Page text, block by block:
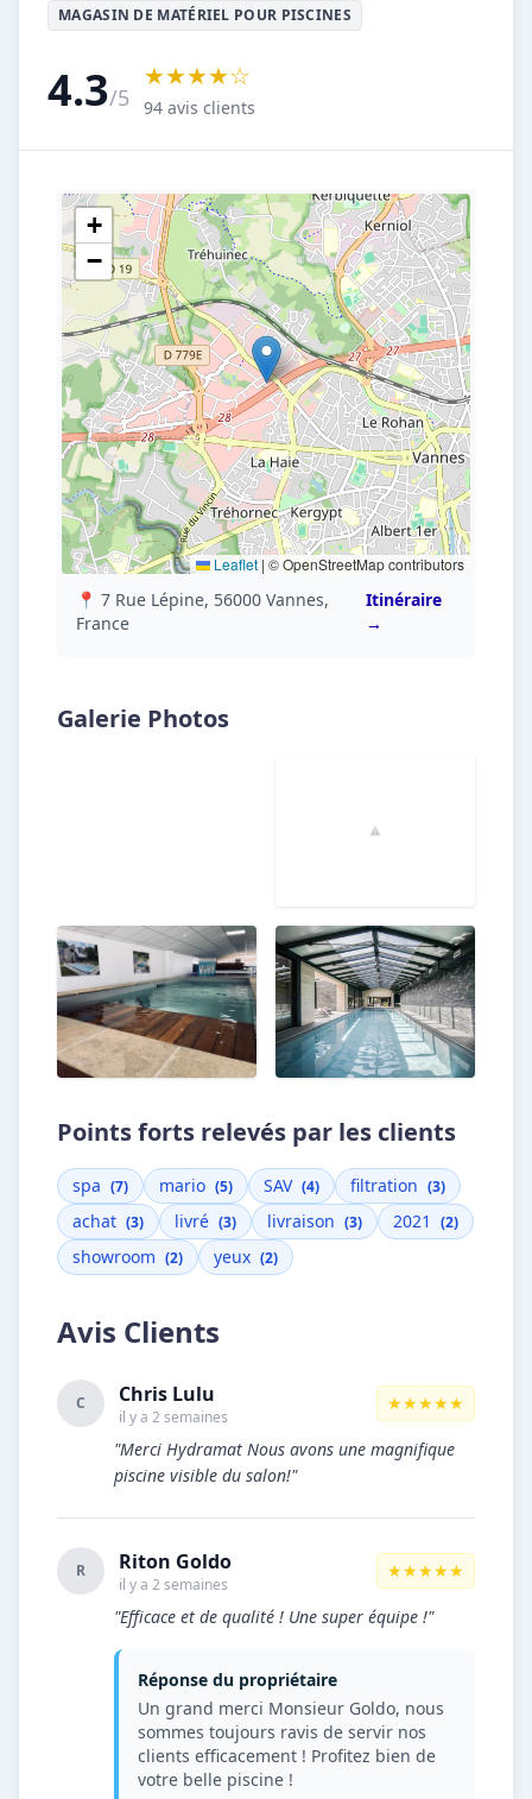
MAGASIN DE MATÉRIEL POUR PISCINES
4.3/5
★★★★☆
94 avis clients
+
−
Leaflet | © OpenStreetMap contributors
📍 7 Rue Lépine, 56000 Vannes,
France
Itinéraire
→
Galerie Photos
Points forts relevés par les clients
spa (7) mario (5) SAV (4) filtration (3)
achat (3) livré (3) livraison (3) 2021 (2)
showroom (2) yeux (2)
Avis Clients
C Chris Lulu
il y a 2 semaines
★★★★★
"Merci Hydramat Nous avons une magnifique
piscine visible du salon!"
R Riton Goldo
il y a 2 semaines
★★★★★
"Efficace et de qualité ! Une super équipe !"
Réponse du propriétaire
Un grand merci Monsieur Goldo, nous
sommes toujours ravis de servir nos
clients efficacement ! Profitez bien de
votre belle piscine !